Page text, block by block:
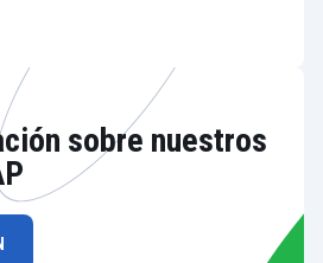
sobre nuestros